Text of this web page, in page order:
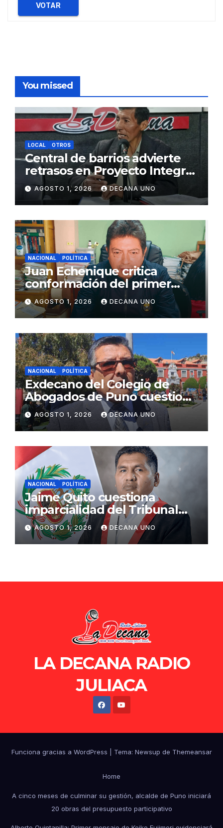
VOTAR
You missed
LOCAL OTROS
Central de barrios advierte
retrasos en Proyecto Integral
de Agua y Alcantarillado para
Juliaca
AGOSTO 1, 2026 DECANA UNO
NACIONAL POLÍTICA
Juan Echenique critica
conformación del primer
gabinete ministerial de Keiko
Fujimori
AGOSTO 1, 2026 DECANA UNO
NACIONAL POLÍTICA
Exdecano del Colegio de
Abogados de Puno cuestiona
propuestas sobre seguridad
ciudadana
AGOSTO 1, 2026 DECANA UNO
NACIONAL POLÍTICA
Jaime Quito cuestiona
imparcialidad del Tribunal
Constitucional tras liberación
de Ollanta Humala
AGOSTO 1, 2026 DECANA UNO
LA DECANA RADIO
JULIACA
Funciona gracias a WordPress Tema: Newsup de Themeansar
Home
A cinco meses de culminar su gestión, alcalde de Puno iniciará
20 obras del presupuesto participativo